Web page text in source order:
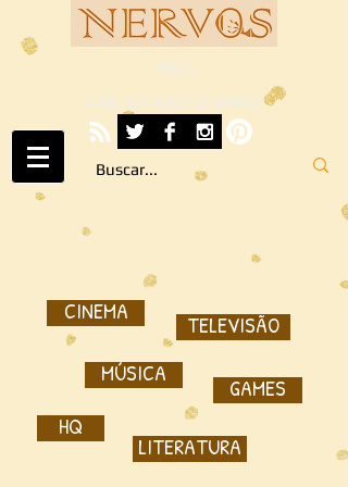
NERVOS
A ARTE SOB TODOS OS SENTIDOS
CINEMA
TELEVISÃO
MÚSICA
GAMES
HQ
LITERATURA